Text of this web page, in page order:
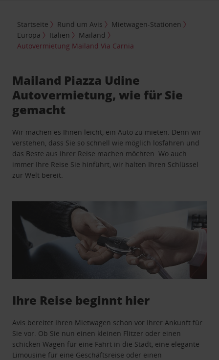
Startseite Rund um Avis
Mietwagen-Stationen
Europa
Italien
Mailand
Autovermietung Mailand Via Carnia
Mailand Piazza Udine
Autovermietung, wie für Sie
gemacht
Wir machen es Ihnen leicht, ein Auto zu mieten. Denn wir
verstehen, dass Sie so schnell wie möglich losfahren und
das Beste aus Ihrer Reise machen möchten. Wo auch
immer Ihre Reise Sie hinführt, wir halten Ihren Schlüssel
zur Welt bereit.
Ihre Reise beginnt hier
Avis bereitet Ihren Mietwagen schon vor Ihrer Ankunft für
Sie vor. Ob Sie nun einen kleinen Flitzer oder einen
schicken Wagen für eine Fahrt in die Stadt, eine elegante
Limousine für eine Geschäftsreise oder einen